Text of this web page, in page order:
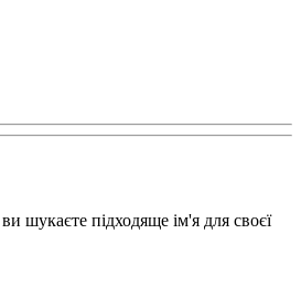
шукаєте підходяще ім'я для своєї